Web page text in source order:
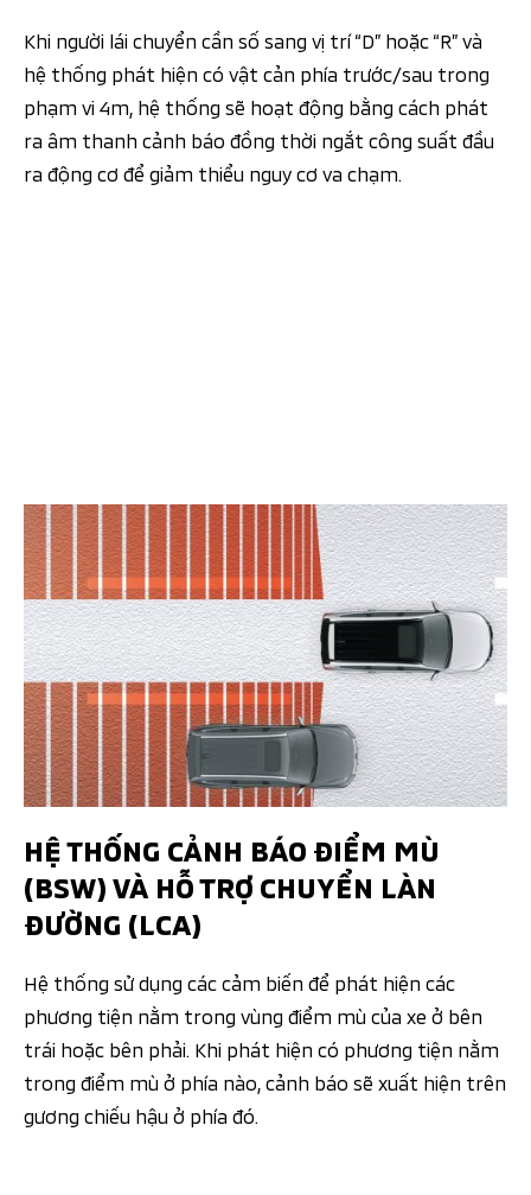
Khi người lái chuyển cần số sang vị trí “D” hoặc “R” và
hệ thống phát hiện có vật cản phía trước/sau trong
phạm vi 4m, hệ thống sẽ hoạt động bằng cách phát
ra âm thanh cảnh báo đồng thời ngắt công suất đầu
ra động cơ để giảm thiểu nguy cơ va chạm.
HỆ THỐNG CẢNH BÁO ĐIỂM MÙ
(BSW) VÀ HỖ TRỢ CHUYỂN LÀN
ĐƯỜNG (LCA)
Hệ thống sử dụng các cảm biến để phát hiện các
phương tiện nằm trong vùng điểm mù của xe ở bên
trái hoặc bên phải. Khi phát hiện có phương tiện nằm
trong điểm mù ở phía nào, cảnh báo sẽ xuất hiện trên
gương chiếu hậu ở phía đó.